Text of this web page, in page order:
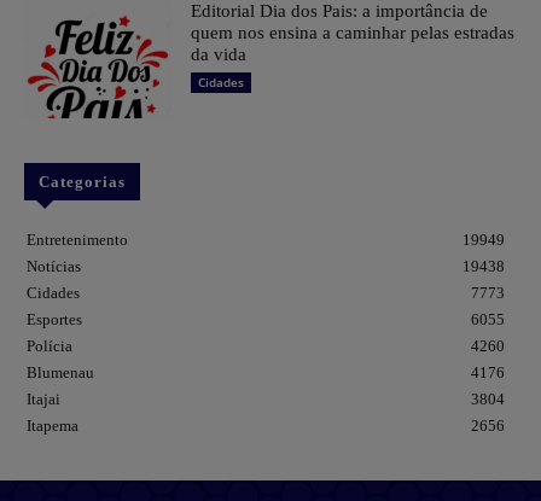
Editorial Dia dos Pais: a importância de
quem nos ensina a caminhar pelas estradas
da vida
Cidades
Categorias
Entretenimento
19949
Notícias
19438
Cidades
7773
Esportes
6055
Polícia
4260
Blumenau
4176
Itajai
3804
Itapema
2656